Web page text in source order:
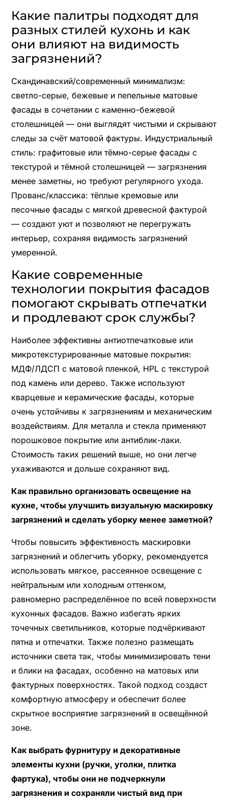
Какие палитры подходят для
разных стилей кухонь и как
они влияют на видимость
загрязнений?
Скандинавский/современный минимализм:
светло-серые, бежевые и пепельные матовые
фасады в сочетании с каменно-бежевой
столешницей — они выглядят чистыми и скрывают
следы за счёт матовой фактуры. Индустриальный
стиль: графитовые или тёмно-серые фасады с
текстурой и тёмной столешницей — загрязнения
менее заметны, но требуют регулярного ухода.
Прованс/классика: тёплые кремовые или
песочные фасады с мягкой древесной фактурой
— создают уют и позволяют не перегружать
интерьер, сохраняя видимость загрязнений
умеренной.
Какие современные
технологии покрытия фасадов
помогают скрывать отпечатки
и продлевают срок службы?
Наиболее эффективны антиотпечатковые или
микротекстурированные матовые покрытия:
МДФ/ЛДСП с матовой пленкой, HPL с текстурой
под камень или дерево. Также используют
кварцевые и керамические фасады, которые
очень устойчивы к загрязнениям и механическим
воздействиям. Для металла и стекла применяют
порошковое покрытие или антиблик-лаки.
Стоимость таких решений выше, но они легче
ухаживаются и дольше сохраняют вид.
Как правильно организовать освещение на
кухне, чтобы улучшить визуальную маскировку
загрязнений и сделать уборку менее заметной?
Чтобы повысить эффективность маскировки
загрязнений и облегчить уборку, рекомендуется
использовать мягкое, рассеянное освещение с
нейтральным или холодным оттенком,
равномерно распределённое по всей поверхности
кухонных фасадов. Важно избегать ярких
точечных светильников, которые подчёркивают
пятна и отпечатки. Также полезно размещать
источники света так, чтобы минимизировать тени
и блики на фасадах, особенно на матовых или
фактурных поверхностях. Такой подход создаст
комфортную атмосферу и обеспечит более
скрытное восприятие загрязнений в освещённой
зоне.
Как выбрать фурнитуру и декоративные
элементы кухни (ручки, уголки, плитка
фартука), чтобы они не подчеркнули
загрязнения и сохраняли чистый вид при